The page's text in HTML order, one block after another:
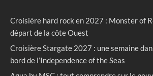
Croisière hard rock en 2027 : Monster of
départ de la côte Ouest
Croisière Stargate 2027 : une semaine
bord de l’Independence of the Seas